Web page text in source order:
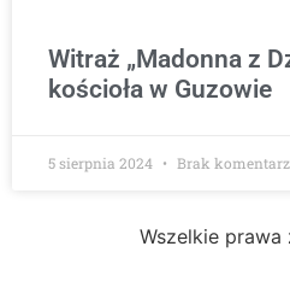
Witraż „Madonna z
kościoła w Guzowie
5 sierpnia 2024 Brak
Wszelkie prawa